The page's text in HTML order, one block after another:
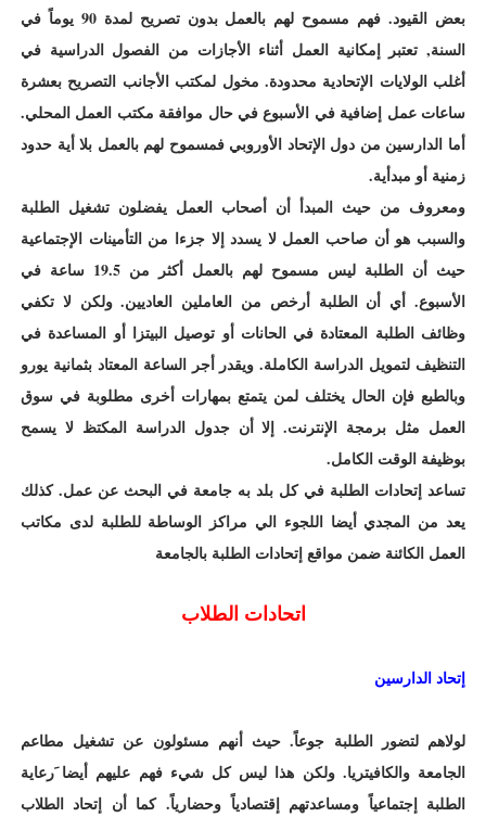
بعض القيود. فهم مسموح لهم بالعمل بدون تصريح لمدة 90 يوماً في
السنة, تعتبر إمكانية العمل أثناء الأجازات من الفصول الدراسية في
أغلب الولايات الإتحادية محدودة. مخول لمكتب الأجانب التصريح بعشرة
ساعات عمل إضافية في الأسبوع في حال موافقة مكتب العمل المحلي.
أما الدارسين من دول الإتحاد الأوروبي فمسموح لهم بالعمل بلا أية حدود
زمنية أو مبدأية.
ومعروف من حيث المبدأ أن أصحاب العمل يفضلون تشغيل الطلبة
والسبب هو أن صاحب العمل لا يسدد إلا جزءا من التأمينات الإجتماعية
حيث أن الطلبة ليس مسموح لهم بالعمل أكثر من 19.5 ساعة في
الأسبوع. أي أن الطلبة أرخص من العاملين العاديين. ولكن لا تكفي
وظائف الطلبة المعتادة في الحانات أو توصيل البيتزا أو المساعدة في
التنظيف لتمويل الدراسة الكاملة. ويقدر أجر الساعة المعتاد بثمانية يورو
وبالطبع فإن الحال يختلف لمن يتمتع بمهارات أخرى مطلوبة في سوق
العمل مثل برمجة الإنترنت. إلا أن جدول الدراسة المكتظ لا يسمح
بوظيفة الوقت الكامل.
تساعد إتحادات الطلبة في كل بلد به جامعة في البحث عن عمل. كذلك
يعد من المجدي أيضا اللجوء الي مراكز الوساطة للطلبة لدى مكاتب
العمل الكائنة ضمن مواقع إتحادات الطلبة بالجامعة
اتحادات الطلاب
إتحاد الدارسين
لولاهم لتضور الطلبة جوعاً. حيث أنهم مسئولون عن تشغيل مطاعم
الجامعة والكافيتريا. ولكن هذا ليس كل شيء فهم عليهم أيضا َرعاية
الطلبة إجتماعياً ومساعدتهم إقتصادياً وحضارياً. كما أن إتحاد الطلاب